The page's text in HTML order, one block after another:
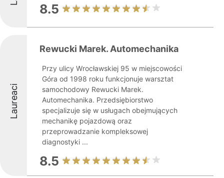
8.5
Laureaci
Rewucki Marek. Automechanika
Przy ulicy Wrocławskiej 95 w miejscowości
Góra od 1998 roku funkcjonuje warsztat
samochodowy Rewucki Marek.
Automechanika. Przedsiębiorstwo
specjalizuje się w usługach obejmujących
mechanikę pojazdową oraz
przeprowadzanie kompleksowej
diagnostyki ...
8.5